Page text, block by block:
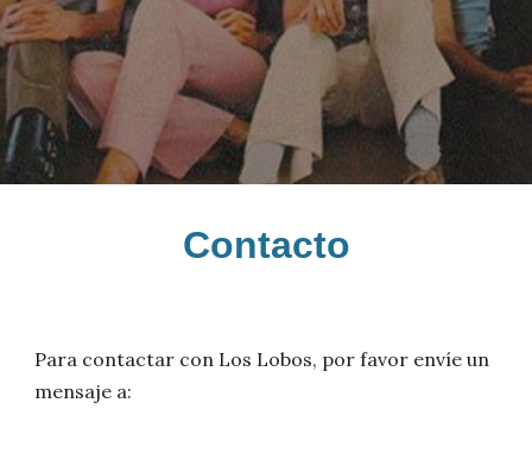
Contacto
Para contactar con Los Lobos, por favor envíe un
mensaje a: